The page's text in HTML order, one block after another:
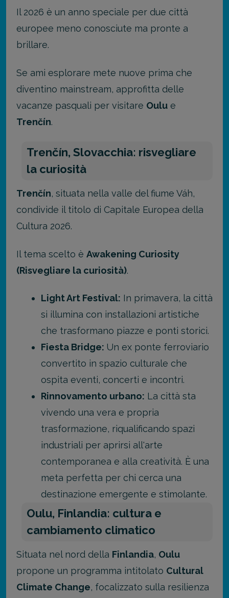
Il 2026 è un anno speciale per due città
europee meno conosciute ma pronte a
brillare.
Se ami esplorare mete nuove prima che
diventino mainstream, approfitta delle
vacanze pasquali per visitare Oulu e
Trenčín.
Trenčín, Slovacchia: risvegliare
la curiosità
Trenčín, situata nella valle del fiume Váh,
condivide il titolo di Capitale Europea della
Cultura 2026.
Il tema scelto è Awakening Curiosity
(Risvegliare la curiosità).
Light Art Festival: In primavera, la città
si illumina con installazioni artistiche
che trasformano piazze e ponti storici.
Fiesta Bridge: Un ex ponte ferroviario
convertito in spazio culturale che
ospita eventi, concerti e incontri.
Rinnovamento urbano: La città sta
vivendo una vera e propria
trasformazione, riqualificando spazi
industriali per aprirsi all'arte
contemporanea e alla creatività. È una
meta perfetta per chi cerca una
destinazione emergente e stimolante.
Oulu, Finlandia: cultura e
cambiamento climatico
Situata nel nord della Finlandia, Oulu
propone un programma intitolato Cultural
Climate Change, focalizzato sulla resilienza